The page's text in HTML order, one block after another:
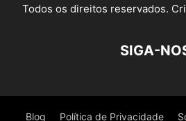
Todos os direitos reservados.
SIGA-
Blog Política de Privacidade